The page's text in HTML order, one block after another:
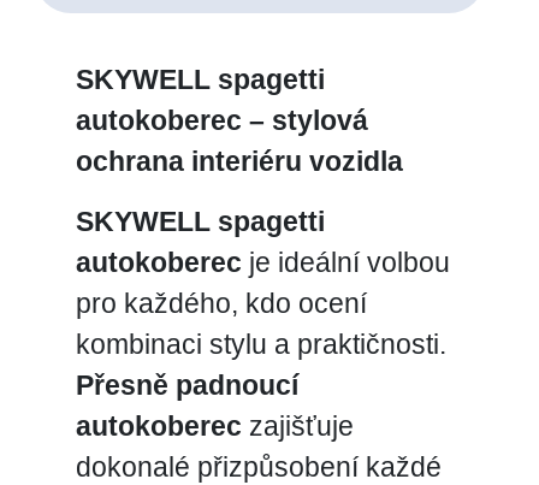
SKYWELL spagetti
autokoberec – stylová
ochrana interiéru vozidla
SKYWELL spagetti
autokoberec je ideální volbou
pro každého, kdo ocení
kombinaci stylu a praktičnosti.
Přesně padnoucí
autokoberec zajišťuje
dokonalé přizpůsobení každé